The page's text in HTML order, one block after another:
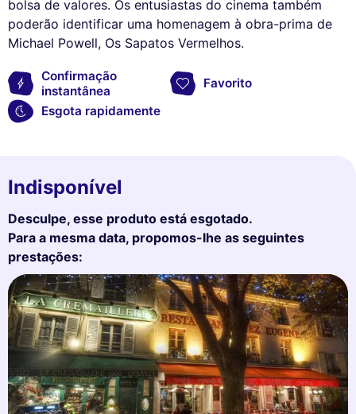
bolsa de valores. Os entusiastas do cinema também
poderão identificar uma homenagem à obra-prima de
Michael Powell, Os Sapatos Vermelhos.
Confirmação
instantânea
Favorito
Esgota rapidamente
Indisponível
Desculpe, esse produto está esgotado.
Para a mesma data, propomos-lhe as seguintes
prestações: